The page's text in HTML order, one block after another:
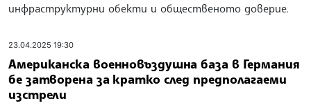
инфраструктурни обекти и общественото доверие.
23.04.2025 19:30
Американска военновъздушна база в Германия
бе затворена за кратко след предполагаеми
изстрели